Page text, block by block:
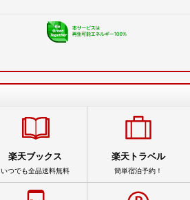
楽天ブックス
いつでも全品送料無料
楽天トラベル
簡単宿泊予約！